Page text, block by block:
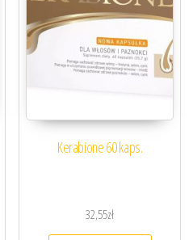
Kerabione 60 kaps.
32,55zł